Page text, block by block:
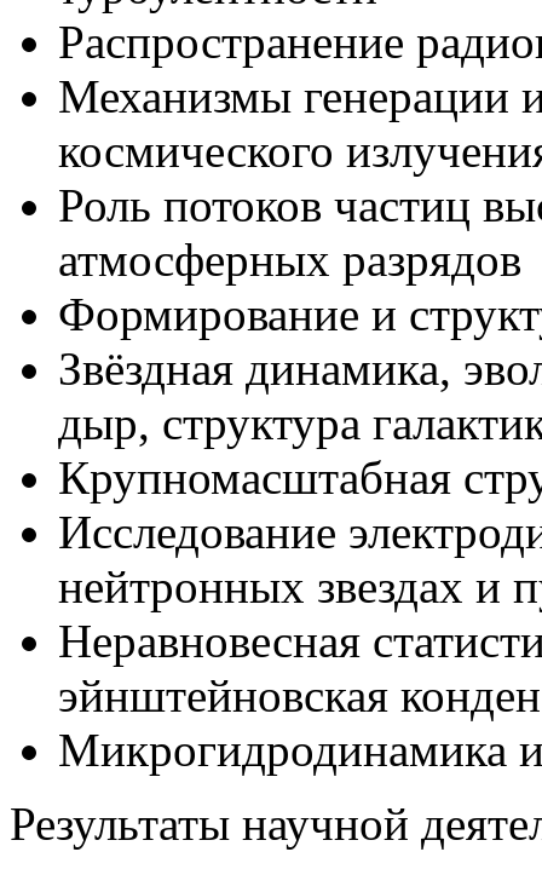
Распространение
Механизмы генерации
космического
Роль потоков частиц
атмосферных разрядов
Формирование и
Звёздная динамика,
дыр, структура
Крупномасштабная
Исследование
нейтронных звездах и
Неравновесная
эйнштейновская
Микрогидродинамика
Результаты научной